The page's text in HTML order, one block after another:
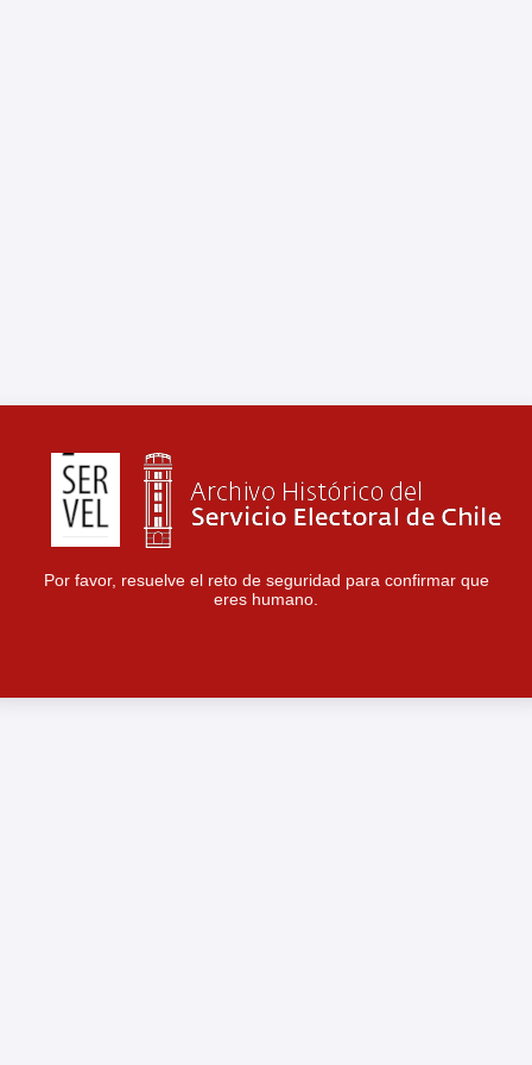
Por favor, resuelve el reto de seguridad para confirmar que
eres humano.